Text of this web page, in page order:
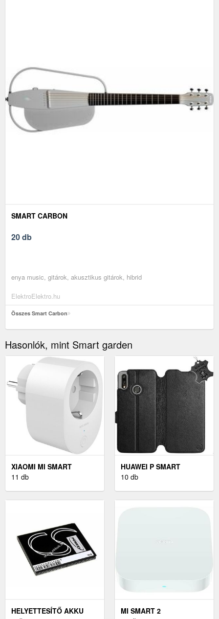
SMART CARBON
20 db
enya music, gitárok, akusztikus gitárok, hibrid
ElektroElektro.hu
Összes Smart Carbon
Hasonlók, mint Smart garden
XIAOMI MI SMART
11 db
HUAWEI P SMART
10 db
HELYETTESÍTŐ AKKU
MI SMART 2